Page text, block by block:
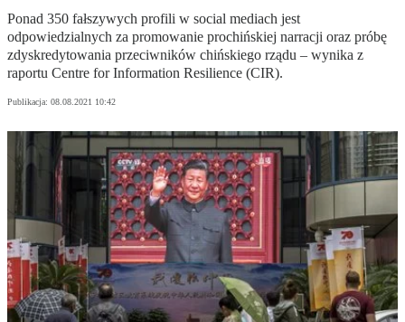
Ponad 350 fałszywych profili w social mediach jest
odpowiedzialnych za promowanie prochińskiej narracji oraz próbę
zdyskredytowania przeciwników chińskiego rządu – wynika z
raportu Centre for Information Resilience (CIR).
Publikacja: 08.08.2021 10:42